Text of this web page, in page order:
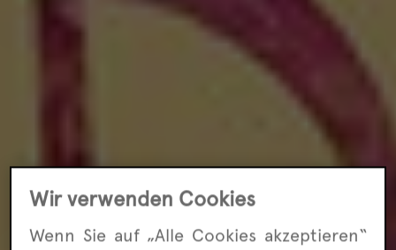
Wir verwenden Cookies
Wenn Sie auf „Alle Cookies akzeptieren“